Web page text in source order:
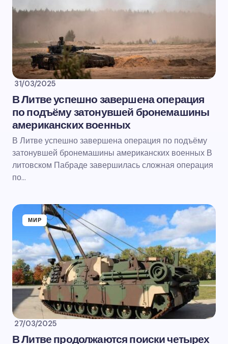
31/03/2025
В Литве успешно завершена операция
по подъёму затонувшей бронемашины
американских военных
В Литве успешно завершена операция по подъёму
затонувшей бронемашины американских военных В
литовском Пабраде завершилась сложная операция
по…
МИР
27/03/2025
В Литве продолжаются поиски четырех